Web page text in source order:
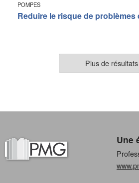
POMPES
Reduire le risque de problèmes
Plus de résultats
Une